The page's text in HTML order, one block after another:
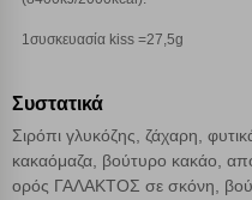
1συσκευασία kiss =27,5g
Συστατικά
Σιρόπι γλυκόζης, ζάχαρη,
κακαόμαζα, βούτυρο κακάο,
ορός ΓΑΛΑΚΤΟΣ σε σκόνη,